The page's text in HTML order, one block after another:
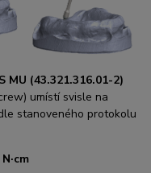
MU (43.321.316.01-2)
umístí svisle na
stanoveného protokolu